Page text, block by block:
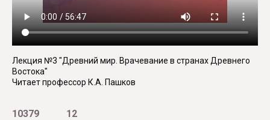
Лекция №3 "Древний мир. Врачевание в странах Древнего
Востока"
Читает профессор К.А. Пашков
10379 12